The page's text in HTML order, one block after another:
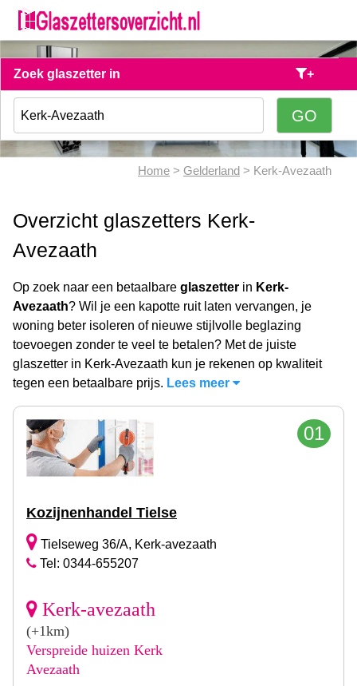
Zoek glaszetter in +
Home > Gelderland > Kerk-Avezaath
Overzicht glaszetters Kerk-
Avezaath
Op zoek naar een betaalbare glaszetter in Kerk-
Avezaath? Wil je een kapotte ruit laten vervangen, je
woning beter isoleren of nieuwe stijlvolle beglazing
toevoegen zonder te veel te betalen? Met de juiste
glaszetter in Kerk-Avezaath kun je rekenen op kwaliteit
tegen een betaalbare prijs. Lees meer
01
Kozijnenhandel Tielse
Tielseweg 36/A, Kerk-avezaath
Tel: 0344-655207
Kerk-avezaath
(+1km)
Verspreide huizen Kerk
Avezaath